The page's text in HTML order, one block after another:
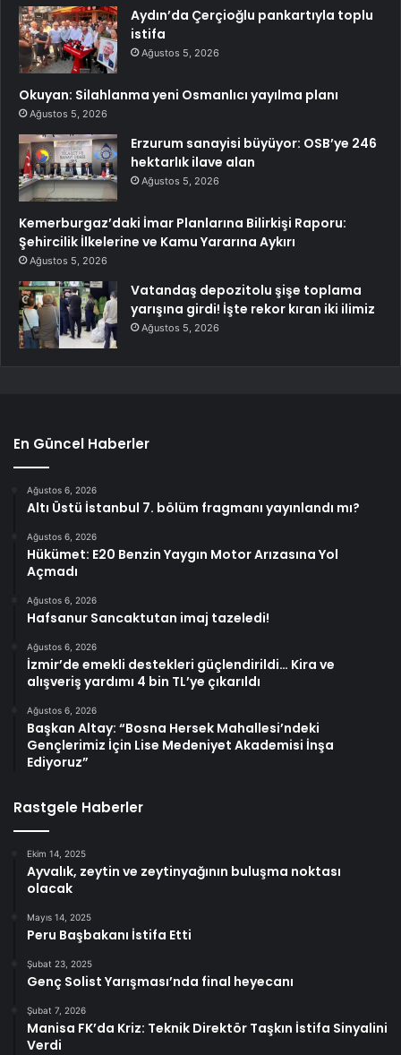
Aydın’da Çerçioğlu pankartıyla toplu
istifa
Ağustos 5, 2026
Okuyan: Silahlanma yeni Osmanlıcı yayılma planı
Ağustos 5, 2026
Erzurum sanayisi büyüyor: OSB’ye 246
hektarlık ilave alan
Ağustos 5, 2026
Kemerburgaz’daki İmar Planlarına Bilirkişi Raporu:
Şehircilik İlkelerine ve Kamu Yararına Aykırı
Ağustos 5, 2026
Vatandaş depozitolu şişe toplama
yarışına girdi! İşte rekor kıran iki ilimiz
Ağustos 5, 2026
En Güncel Haberler
Ağustos 6, 2026
Altı Üstü İstanbul 7. bölüm fragmanı yayınlandı mı?
Ağustos 6, 2026
Hükümet: E20 Benzin Yaygın Motor Arızasına Yol
Açmadı
Ağustos 6, 2026
Hafsanur Sancaktutan imaj tazeledi!
Ağustos 6, 2026
İzmir’de emekli destekleri güçlendirildi… Kira ve
alışveriş yardımı 4 bin TL’ye çıkarıldı
Ağustos 6, 2026
Başkan Altay: “Bosna Hersek Mahallesi’ndeki
Gençlerimiz İçin Lise Medeniyet Akademisi İnşa
Ediyoruz”
Rastgele Haberler
Ekim 14, 2025
Ayvalık, zeytin ve zeytinyağının buluşma noktası
olacak
Mayıs 14, 2025
Peru Başbakanı İstifa Etti
Şubat 23, 2025
Genç Solist Yarışması’nda final heyecanı
Şubat 7, 2026
Manisa FK’da Kriz: Teknik Direktör Taşkın İstifa Sinyalini
Verdi